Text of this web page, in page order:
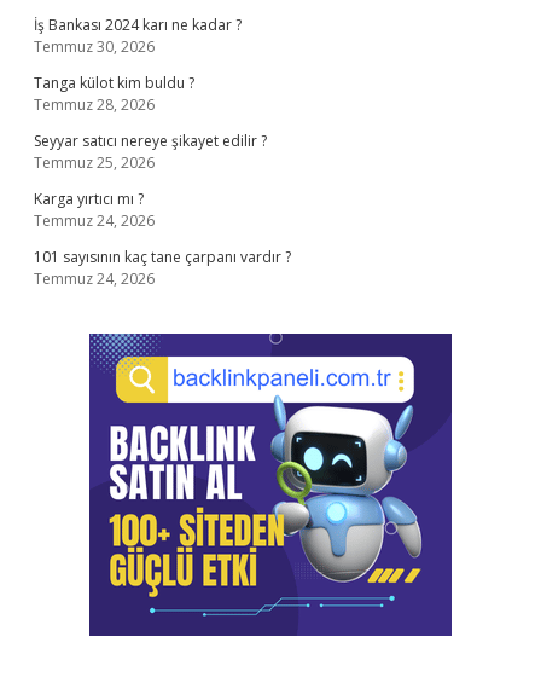
İş Bankası 2024 karı ne kadar ?
Temmuz 30, 2026
Tanga külot kim buldu ?
Temmuz 28, 2026
Seyyar satıcı nereye şikayet edilir ?
Temmuz 25, 2026
Karga yırtıcı mı ?
Temmuz 24, 2026
101 sayısının kaç tane çarpanı vardır ?
Temmuz 24, 2026